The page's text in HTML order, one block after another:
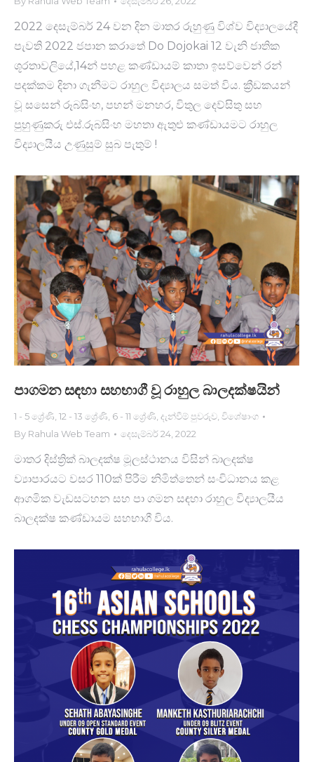
2022 දෙසැම්බර් 24 වන දින මාතර රුහුණු විශ්ව විද්‍යාලයේදී
පැවති 2022 ජපාන කරාතේ Do Dojokai 12 වැනි ජාතික
ශූරතාවලියේ,14න් පහළ කණ්ඩායම් කාතා ඉසව්වෙන් රන්
පදක්කම දිනා ගැනීමට රාහුල විද්‍යාලය සමත් විය. ක්‍රීඩකයන්
වූ සසෙන් රූබසිංහ, පහන් මනහර, විතුල දෙව්සිතු සහ
පුහුණුකරු එස්.රූබසිංහ මහතා ඇතුළු කණ්ඩායමට රාහුල
විද්‍යාලයීය උණුසුම් සුබ පැතුම් !
පාගමන සඳහා සහභා​ගී වූ රාහුල බාලදක්ෂයි​න්
1 - 5 ශ්‍රේණි 12 - 13 ශ්‍රේණි 6 - 11 ශ්‍රේණි දැන්වීම් පුවරුව විශේෂාංග
By Rahula Web Team දෙසැම්බර් 24, 2022
මාතර දිස්ත්‍රික් බාලදක්ෂ මූලස්ථානය විසින් බාලදක්ෂ
ව්‍යාපාරයට වසර 110ක් පිරීම නිමිත්තෙන් සංවිධානය කළ
ආගමික වැඩසටහන සහ පා ගමන සඳහා රාහුල විද්‍යාලයීය
බාලදක්ෂ කණ්ඩායම සහභාගී විය.